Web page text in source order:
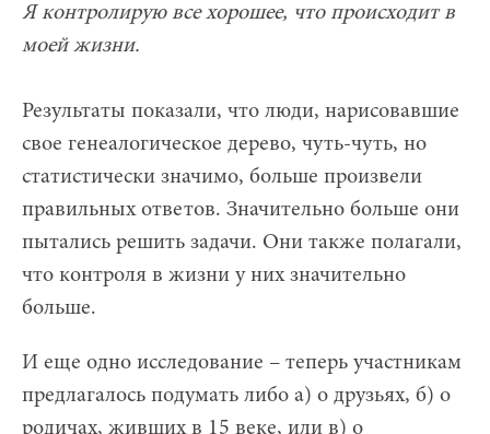
Я контролирую все хорошее, что происходит в
моей жизни.
Результаты показали, что люди, нарисовавшие
свое генеалогическое дерево, чуть-чуть, но
статистически значимо, больше произвели
правильных ответов. Значительно больше они
пытались решить задачи. Они также полагали,
что контроля в жизни у них значительно
больше.
И еще одно исследование – теперь участникам
предлагалось подумать либо а) о друзьях, б) о
родичах, живших в 15 веке, или в) о